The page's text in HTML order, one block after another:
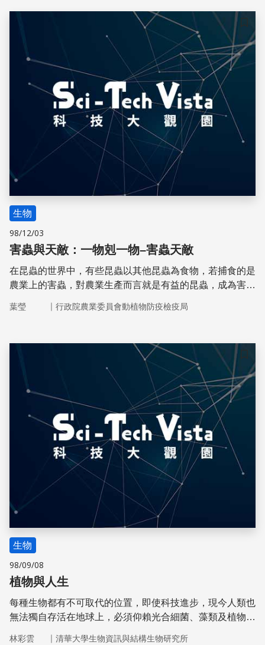
儲存
生物
98/12/03
害蟲與天敵：一物剋一物–害蟲天敵
在昆蟲的世界中，有些昆蟲以其他昆蟲為食物，若捕食的是
農業上的害蟲，對農業生產而言就是有益的昆蟲，成為害蟲
葉瑩 ｜ 行政院農業委員會動植物防疫檢疫局
儲存
生物
98/09/08
植物與人生
每種生物都有不可取代的位置，即使科技進步，現今人類也
無法獨自存活在地球上，必須仰賴光合細菌、藻類及植物進
林彩雲 ｜ 清華大學生物資訊與結構生物研究所